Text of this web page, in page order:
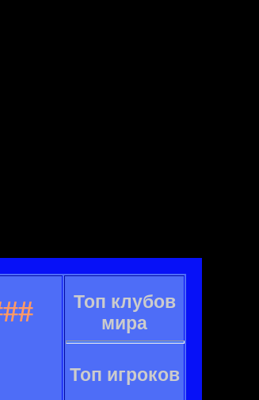
Топ клубов
мира
Топ игроков